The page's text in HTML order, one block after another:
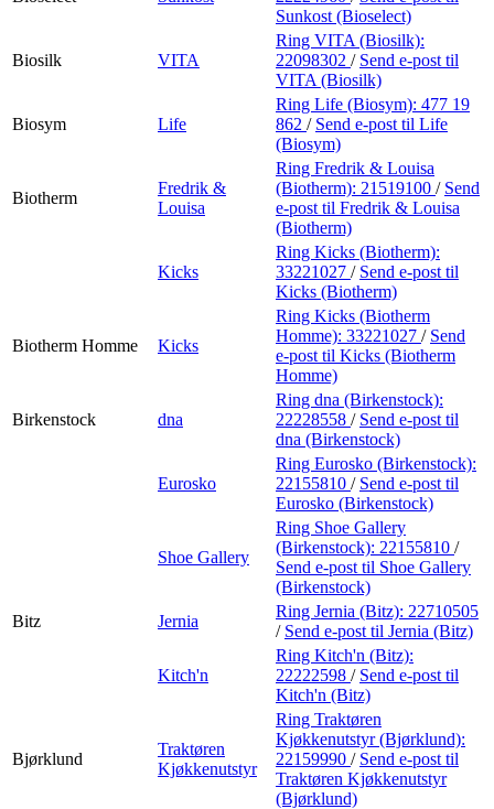
Sunkost (Bioselect)
Biosilk VITA
Ring VITA (Biosilk):
22098302 / Send e-post til
VITA (Biosilk)
Biosym Life
Ring Life (Biosym): 477 19
862 / Send e-post til Life
(Biosym)
Biotherm
Fredrik &
Louisa
Ring Fredrik & Louisa
(Biotherm): 21519100 / Send
e-post til Fredrik & Louisa
(Biotherm)
Kicks
Ring Kicks (Biotherm):
33221027 / Send e-post til
Kicks (Biotherm)
Biotherm Homme Kicks
Ring Kicks (Biotherm
Homme): 33221027 / Send
e-post til Kicks (Biotherm
Homme)
Birkenstock dna
Ring dna (Birkenstock):
22228558 / Send e-post til
dna (Birkenstock)
Eurosko
Ring Eurosko (Birkenstock):
22155810 / Send e-post til
Eurosko (Birkenstock)
Shoe Gallery
Ring Shoe Gallery
(Birkenstock): 22155810 /
Send e-post til Shoe Gallery
(Birkenstock)
Bitz
Jernia
Ring Jernia (Bitz): 22710505
/ Send e-post til Jernia (Bitz)
Kitch'n
Ring Kitch'n (Bitz):
22222598 / Send e-post til
Kitch'n (Bitz)
Bjørklund
Traktøren
Kjøkkenutstyr
Ring Traktøren
Kjøkkenutstyr (Bjørklund):
22159990 / Send e-post til
Traktøren Kjøkkenutstyr
(Bjørklund)